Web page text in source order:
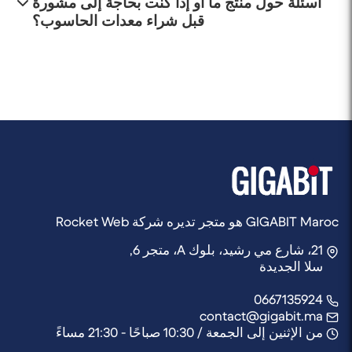
المصنعة، والذي يمكن أن يختلف طوله اعتمادًا على العنصر
والعلامة التجارية. عادةً ما يتم تحديد تفاصيل الضمان في
قبل شراء معدات الحاسوب؟
GIGABIT Maroc هو متجر تديره شركة Rocket Web
21، شارع مي رشيد، بلوك A، متجر 6,
سلا الجديدة
من الإثنين إلى الجمعة / 10:30 صباحًا - 21:30 مساءً